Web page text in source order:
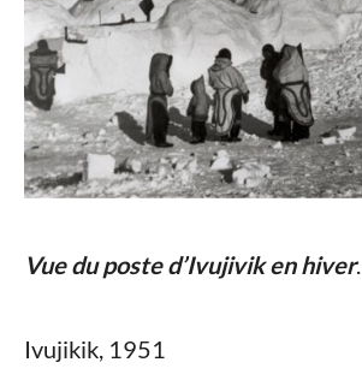
Vue du poste d’Ivujivik en hiver.
Ivujikik, 1951